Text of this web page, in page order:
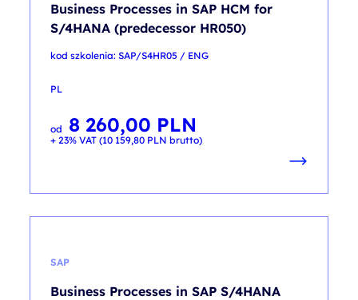
Business Processes in SAP HCM for
S/4HANA (predecessor HR050)
kod szkolenia: SAP/S4HR05 / ENG
PL
od 8 260,00 PLN
+ 23% VAT (10 159,80 PLN brutto)
SAP
Business Processes in SAP S/4HANA